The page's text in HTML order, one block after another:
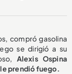
compró gasolina
se dirigió a su
Alexis Ospina
le prendió fuego.